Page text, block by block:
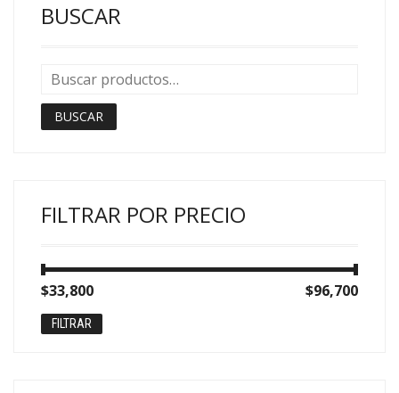
BUSCAR
BUSCAR
FILTRAR POR PRECIO
Precio
mínimo
Precio
máximo
FILTRAR
$33,800 $96,700